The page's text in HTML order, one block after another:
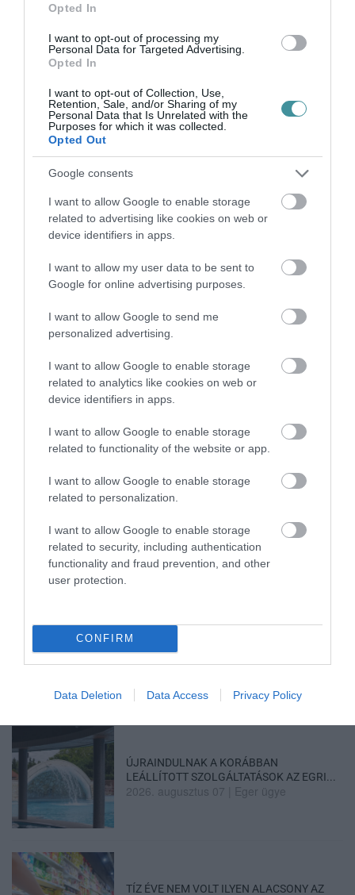
Opted In
I want to opt-out of processing my
Personal Data for Targeted Advertising.
Opted In
I want to opt-out of Collection, Use,
Retention, Sale, and/or Sharing of my
Personal Data that Is Unrelated with the
Purposes for which it was collected.
Opted Out
Google consents
I want to allow Google to enable storage
related to advertising like cookies on web or
device identifiers in apps.
I want to allow my user data to be sent to
Google for online advertising purposes.
I want to allow Google to send me
personalized advertising.
I want to allow Google to enable storage
related to analytics like cookies on web or
device identifiers in apps.
I want to allow Google to enable storage
related to functionality of the website or app.
I want to allow Google to enable storage
related to personalization.
I want to allow Google to enable storage
related to security, including authentication
functionality and fraud prevention, and other
user protection.
CONFIRM
Data Deletion Data Access Privacy Policy
KIHÍVÁSOK A KARRIER KE...
2026. augusztus 09|Promóció
35 PERCES TANÓRÁK ÉS KEVESEBB HÁZI
FELADAT JÖHET AZ ALSÓ ...
2026. augusztus 08|Mindenki ügye
BAKA ANDRÁST JELÖLI KÖZTÁRSASÁGI
ELNÖKNEK A TISZA
Mindenki ügye
ÚJ MAGYAR KÜLÜGYI STRATÉGIA KÉSZÜL,
TELJES SZAKÍTÁS JÖN A...
2026. augusztus 08
TATA ELBŰVÖLŐ LÁTVÁNYOSSÁGAI,
AMIKÉRT ÉRDEMES MEGNÉZNI
2026. augusztus 08
TÖBB MINT EGY HÓNAP IS LEHET, MIRE
TANULJ NÉMETÜL OTTHONRÓL: A
2026. augusztus 07 |Promóció
ÚJRAINDULNAK A KORÁBBAN
LEÁLLÍTOTT SZOLGÁLTATÁSOK AZ EGRI...
2026. augusztus 07 Eger ügye
TÍZ ÉVE NEM VOLT ILYEN ALACSONY AZ